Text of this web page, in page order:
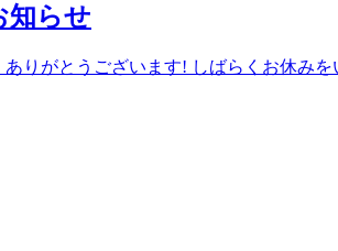
知らせ
りがとうございます! しばらくお休み